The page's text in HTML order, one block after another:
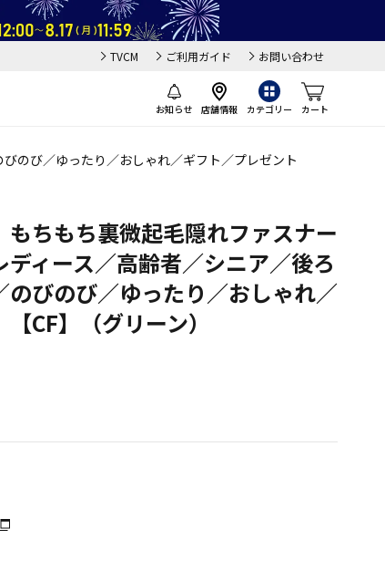
TVCM ご利用ガイド お問い合わせ
お知らせ 店舗情報 カテゴリー カート
びのび／ゆったり／おしゃれ／ギフト／プレゼント
もちもち裏微起毛隠れファスナー
ィース／高齢者／シニア／後ろ
びのび／ゆったり／おしゃれ／
CF】（グリーン）